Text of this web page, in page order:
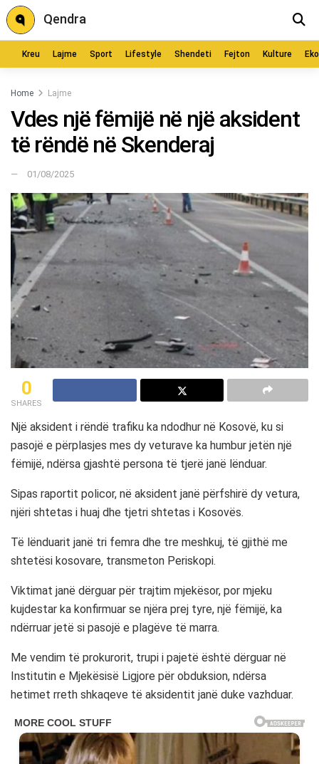
Qendra
Kreu Lajme Sport Lifestyle Shendeti Fejton Kulture
Home Lajme
Vdes një fëmijë në një aksident
të rëndë në Skenderaj
01/08/2025
0
SHARES
Një aksident i rëndë trafiku ka ndodhur në Kosovë, ku si
pasojë e përplasjes mes dy veturave ka humbur jetën një
fëmijë, ndërsa gjashtë persona të tjerë janë lënduar.
Sipas raportit policor, në aksident janë përfshirë dy vetura,
njëri shtetas i huaj dhe tjetri shtetas i Kosovës.
Të lënduarit janë tri femra dhe tre meshkuj, të gjithë me
shtetësi kosovare, transmeton Periskopi.
Viktimat janë dërguar për trajtim mjekësor, por mjeku
kujdestar ka konfirmuar se njëra prej tyre, një fëmijë, ka
ndërruar jetë si pasojë e plagëve të marra.
Me vendim të prokurorit, trupi i pajetë është dërguar në
Institutin e Mjekësisë Ligjore për obduksion, ndërsa
hetimet rreth shkaqeve të aksidentit janë duke vazhduar.